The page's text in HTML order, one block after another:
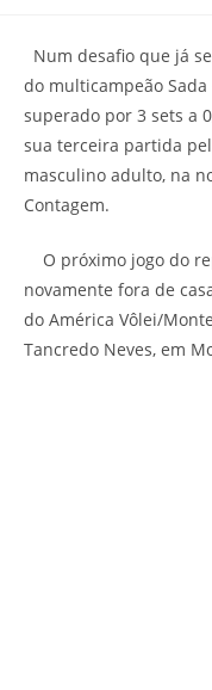
Num desafio que já
do multicampeão Sada
superado por 3 sets a
sua terceira partida
masculino adulto, na
Contagem.
O próximo jogo do
novamente fora de
do América Vôlei/
Tancredo Neves, em